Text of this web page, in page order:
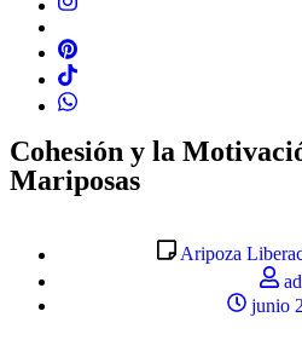
Cohesión y la
Mariposas
Aripoza
junio